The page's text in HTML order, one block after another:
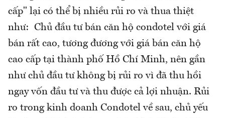
cấp" lại có thể bị nhiều rủi ro và thua thiệt
như: Chủ đầu tư bán căn hộ condotel với giá
bán rất cao, tương đương với giá bán căn hộ
cao cấp tại thành phố Hồ Chí Minh, nên gần
như chủ đầu tư không bị rủi ro vì đã thu hồi
ngay vốn đầu tư và thu được cả lợi nhuận. Rủi
ro trong kinh doanh Condotel về sau, chủ yếu